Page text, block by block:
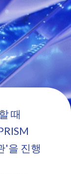
때
'을 진행